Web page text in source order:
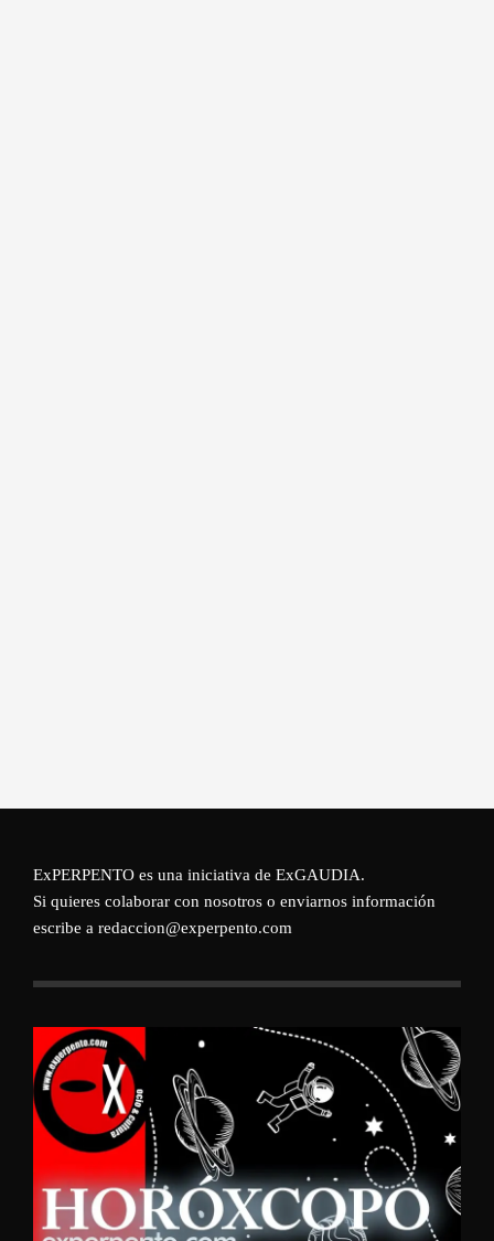
ExPERPENTO es una iniciativa de ExGAUDIA.
Si quieres colaborar con nosotros o enviarnos información
escribe a redaccion@experpento.com